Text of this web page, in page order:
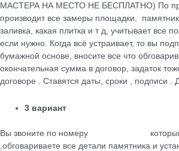
МАСТЕРА НА МЕСТО НЕ БЕСПЛАТНО) По
производит все замеры площадки,
заливка, какая плитка и т д, учитывает все
если нужно. Когда всё устраивает, то вы
бумажной основе, вносите все что
окончательная сумма в договор, задаток
договоре . Ставятся даты, сроки ,
3 вариант
Вы звоните по номеру
,обговариваете все детали памятника и